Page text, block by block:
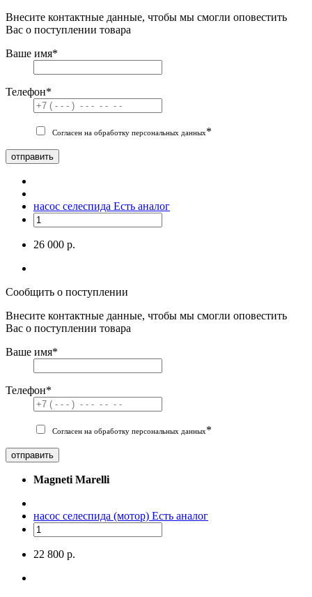
Внесите контактные данные, чтобы мы смогли оповестить
Вас о поступлении товара
Ваше имя*
Телефон*
Согласен на обработку персональных данных*
отправить
насос селеспида Есть аналог
26 000 р.
Сообщить о поступлении
Внесите контактные данные, чтобы мы смогли оповестить
Вас о поступлении товара
Ваше имя*
Телефон*
Согласен на обработку персональных данных*
отправить
Magneti Marelli
насос селеспида (мотор) Есть аналог
22 800 р.